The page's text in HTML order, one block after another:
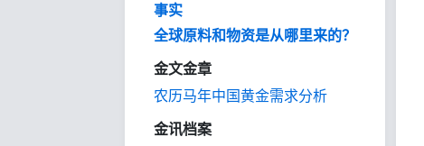
事实
全球原料和物资是从哪里来的？
金文金章
农历马年中国黄金需求分析
金讯档案